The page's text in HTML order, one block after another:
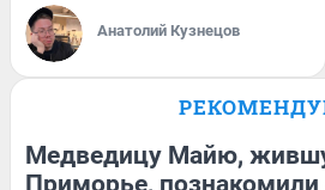
Анатолий Кузнецов
Медведицу Майю,